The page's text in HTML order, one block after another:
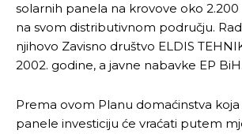
solarnih panela na krovove oko
na svom distributivnom području.
njihovo Zavisno društvo ELDIS
2002. godine, a javne nabavke EP BiH.
Prema ovom Planu domaćinstva
panele investiciju će vraćati putem